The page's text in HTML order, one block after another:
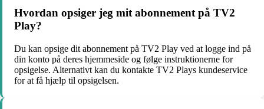
Hvordan opsiger jeg mit abonnement på TV2
Play?
Du kan opsige dit abonnement på TV2 Play ved at logge ind på
din konto på deres hjemmeside og følge instruktionerne for
opsigelse. Alternativt kan du kontakte TV2 Plays kundeservice
for at få hjælp til opsigelsen.